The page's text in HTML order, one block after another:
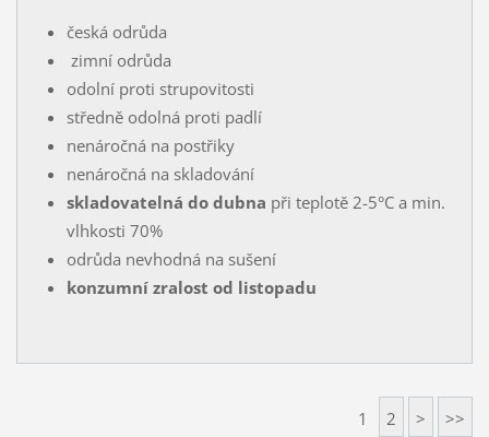
česká odrůda
zimní odrůda
odolní proti strupovitosti
středně odolná proti padlí
nenáročná na postřiky
nenáročná na skladování
skladovatelná do dubna při teplotě 2-5°C a min.
vlhkosti 70%
odrůda nevhodná na sušení
konzumní zralost od listopadu
1 2 > >>